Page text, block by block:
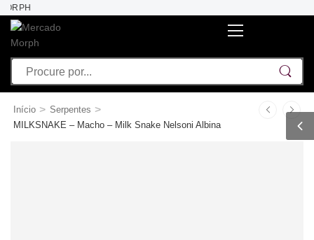
Início > Serpentes >
MILKSNAKE – Macho – Milk Snake Nelsoni Albina